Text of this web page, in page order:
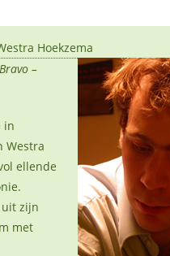
Hoekzema
–
in
Westra
ellende
uit zijn
met